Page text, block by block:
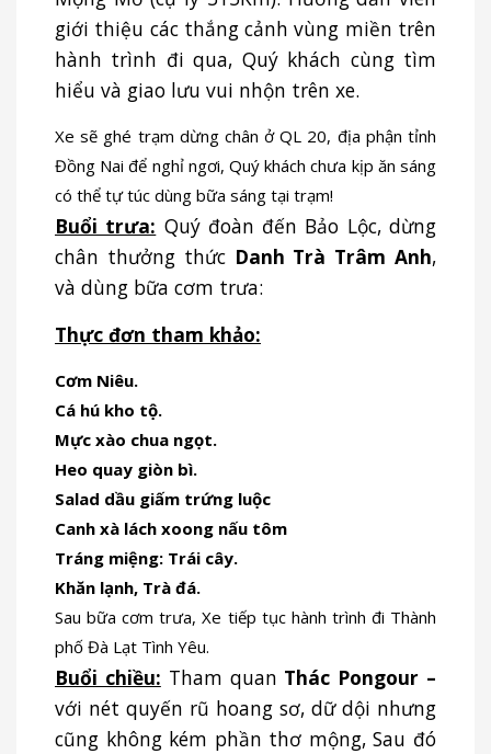
giới thiệu các thắng cảnh vùng miền trên
hành trình đi qua, Quý khách cùng tìm
hiểu và giao lưu vui nhộn trên xe.
Xe sẽ ghé trạm dừng chân ở QL 20, địa phận tỉnh
Đồng Nai để nghỉ ngơi, Quý khách chưa kịp ăn sáng
có thể tự túc dùng bữa sáng tại trạm!
Buổi trưa: Quý đoàn đến Bảo Lộc, dừng
chân thưởng thức Danh Trà Trâm Anh,
và dùng bữa cơm trưa:
Thực đơn tham khảo:
Cơm Niêu.
Cá hú kho tộ.
Mực xào chua ngọt.
Heo quay giòn bì.
Salad dầu giấm trứng luộc
Canh xà lách xoong nấu tôm
Tráng miệng: Trái cây.
Khăn lạnh, Trà đá.
Sau bữa cơm trưa, Xe tiếp tục hành trình đi Thành
phố Đà Lạt Tình Yêu.
Buổi chiều: Tham quan Thác Pongour –
với nét quyến rũ hoang sơ, dữ dội nhưng
cũng không kém phần thơ mộng, Sau đó